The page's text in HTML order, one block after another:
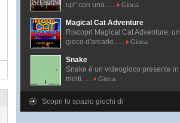
up" con una......
Gioca
Magical Cat Adventure
Riscopri Magical Cat Adventure, un
gioco d'arcade......
Gioca
Snake
Snake è un videogioco presente in
molti......
Gioca
Scopri lo spazio giochi di